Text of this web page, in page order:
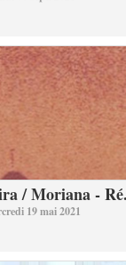
/ Moriana -
19 mai 2021